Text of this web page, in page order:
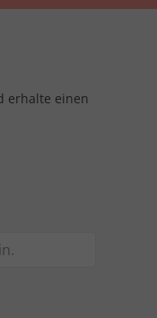
erhalte einen